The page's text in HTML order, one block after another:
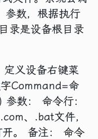
参数，根据执行
录是设备根目录
义设备右键菜
Command=命
数： 命令行：
、.bat文件，
。 备注： 命令